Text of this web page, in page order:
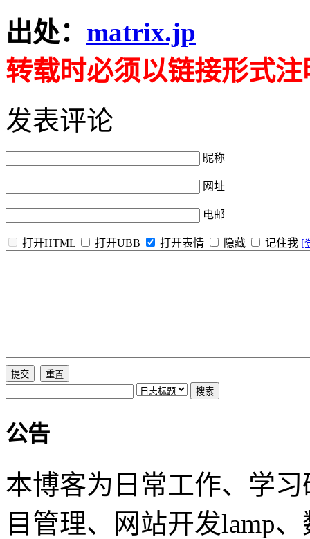
出处： matrix.jp
转载时必须以链接形式
发表评论
昵称
网址
电邮
打开HTML 打开UBB 打开表情 隐藏 记住我 [
公告
本博客为日常工作、学
目管理、网站开发lamp